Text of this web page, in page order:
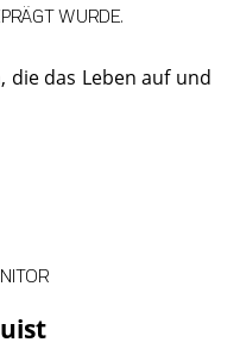
WURDE.
die das Leben auf und